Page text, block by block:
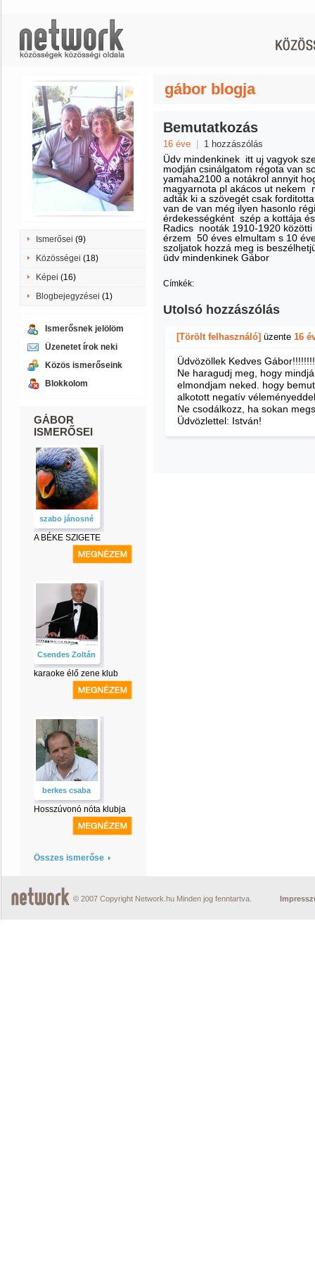
Ismerősei (9)
Közösségei (18)
Képei (16)
Blogbejegyzései (1)
Ismerősnek jelölöm
Üzenetet írok neki
Közös ismerőseink
Blokkolom
GÁBOR
ISMERŐSEI
szabo jánosné
A BÉKE SZIGETE
Csendes Zoltán
karaoke élő zene klub
berkes csaba
Hosszúvonó nóta klubja
Összes ismerőse
gábor blogja
Bemutatkozás
16 éve 1 hozzászólás
Üdv mindenkinek itt uj vagyok
modján csinálgatom régota van
yamaha2100 a notákrol annyit
magyarnota pl akácos ut nekem
adták ki a szövegét csak
van de van még ilyen hasonlo
érdekességként szép a kottája
Radics nooták 1910-1920
érzem 50 éves elmultam s 10
szoljatok hozzá meg is
üdv mindenkinek Gábor
Címkék:
Utolsó hozzászólás
[Törölt felhasználó] üzente 16
Üdvözöllek Kedves
Ne haragudj meg, hogy
elmondjam neked. hogy
alkotott negatív
Ne csodálkozz, ha sokan
Üdvözlettel: István!
© 2007 Copyright Network.hu Minden jog fenntartva.